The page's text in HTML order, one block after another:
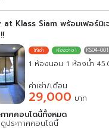
at Klass Siam พร้อมเฟอร์นิเ
KS04-
1 ห้องนอน 1 ห้องน้ำ
ค่าเช่า/เดือน
29,000 บาท
กาศคอนโดนี้ทั้งหมด
ประกาศคอนโดนี้